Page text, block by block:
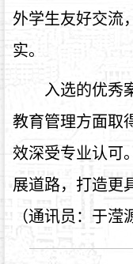
外学生友好交流
实。
入选的优秀
教育管理方面取
效深受专业认可
展道路，打造更
（通讯员：于滢